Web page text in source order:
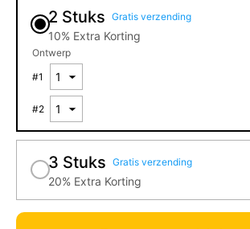
2 Stuks Gratis verzending
10% Extra Korting
Ontwerp
#1
#2
3 Stuks Gratis verzending
20% Extra Korting